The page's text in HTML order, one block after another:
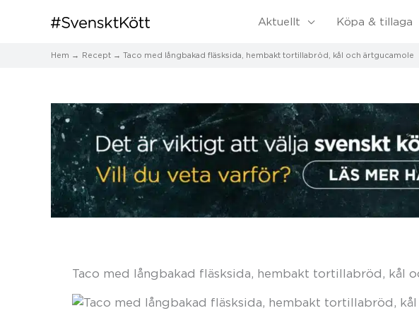
Aktuellt Köpa & tillaga
Hem Recept Taco med långbakad fläsksida, hembakt tortillabröd, kål och ärtgucamole
Taco med långbakad fläsksida, hembakt tortillabröd, kål